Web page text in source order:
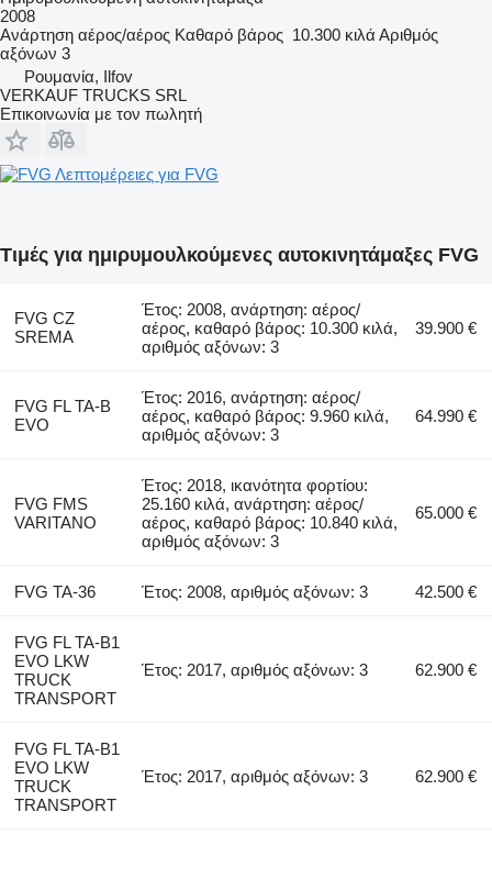
2008
Ανάρτηση αέρος/αέρος Καθαρό βάρος 10.300 κιλά Αριθμός
αξόνων 3
Ρουμανία, Ilfov
VERKAUF TRUCKS SRL
Επικοινωνία με τον πωλητή
Λεπτομέρειες για FVG
Τιμές για ημιρυμουλκούμενες αυτοκινητάμαξες FVG
FVG CZ
SREMA
Έτος: 2008, ανάρτηση: αέρος/
αέρος, καθαρό βάρος: 10.300 κιλά,
αριθμός αξόνων: 3
39.900 €
FVG FL TA-B
EVO
Έτος: 2016, ανάρτηση: αέρος/
αέρος, καθαρό βάρος: 9.960 κιλά,
αριθμός αξόνων: 3
64.990 €
FVG FMS
VARITANO
Έτος: 2018, ικανότητα φορτίου:
25.160 κιλά, ανάρτηση: αέρος/
αέρος, καθαρό βάρος: 10.840 κιλά,
αριθμός αξόνων: 3
65.000 €
FVG TA-36 Έτος: 2008, αριθμός αξόνων: 3 42.500 €
FVG FL TA-B1
EVO LKW
TRUCK
TRANSPORT
Έτος: 2017, αριθμός αξόνων: 3 62.900 €
FVG FL TA-B1
EVO LKW
TRUCK
TRANSPORT
Έτος: 2017, αριθμός αξόνων: 3 62.900 €